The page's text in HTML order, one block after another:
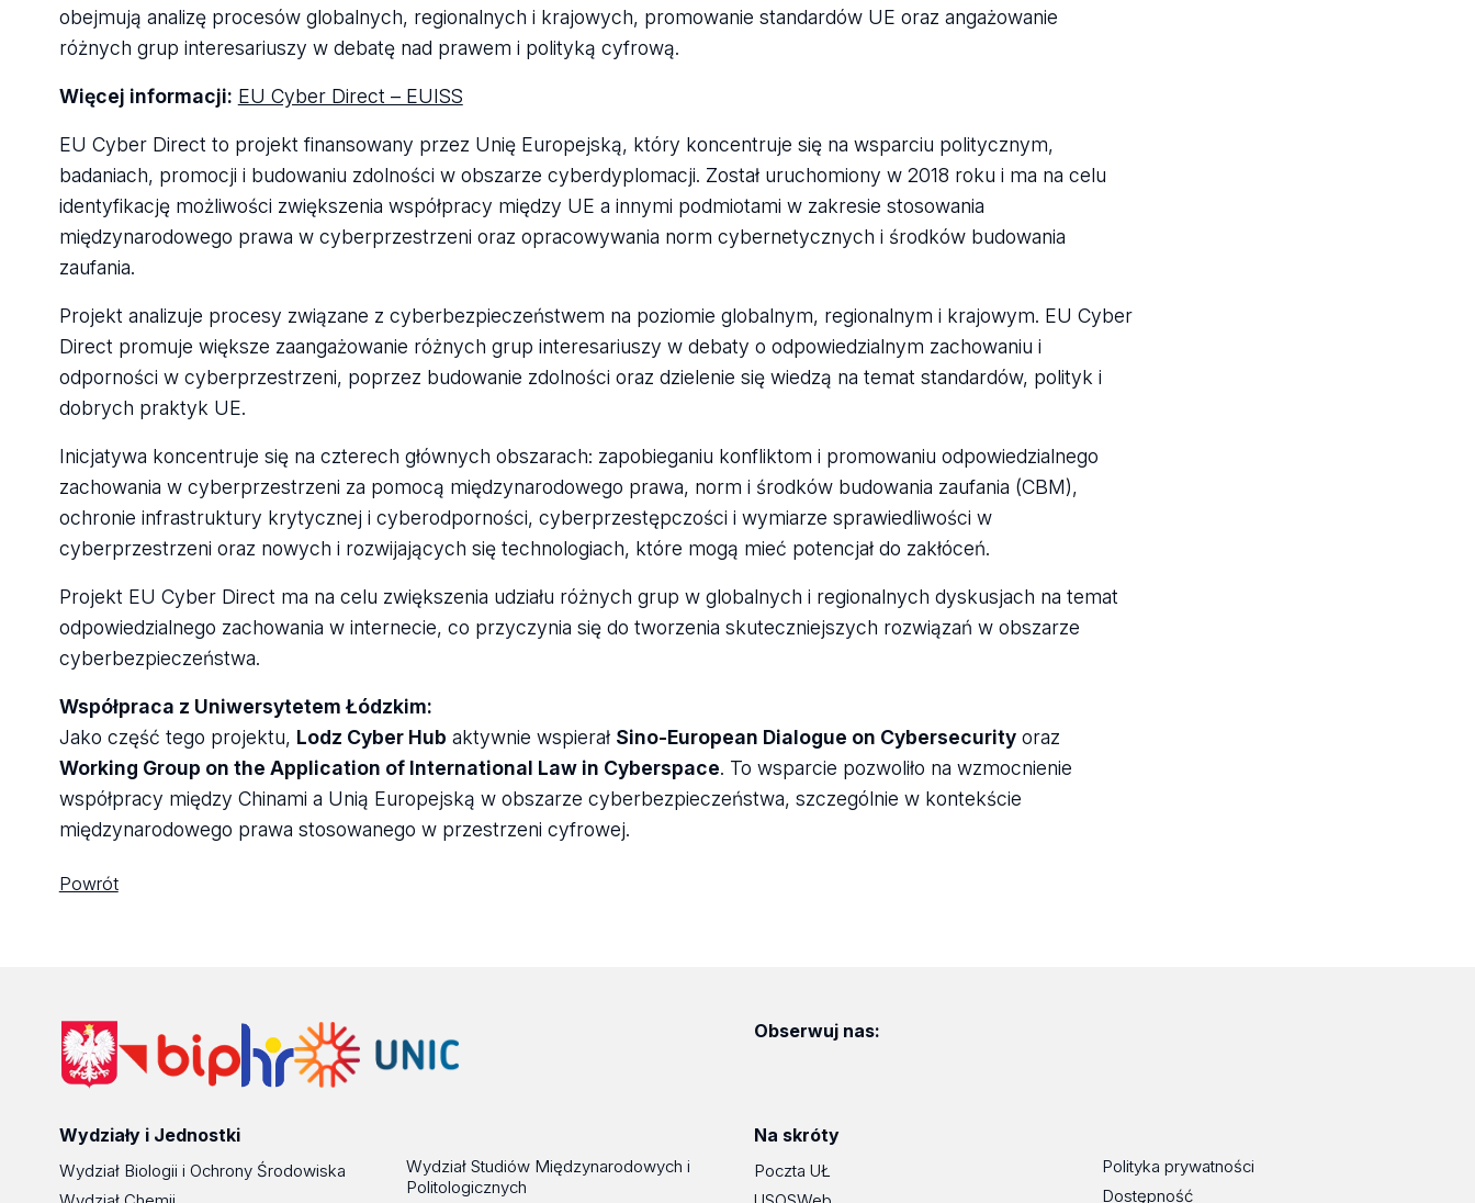
obejmują analizę procesów globalnych, regionalnych i krajowych, promowanie standardów UE oraz angażowanie
różnych grup interesariuszy w debatę nad prawem i polityką cyfrową.
Więcej informacji: EU Cyber Direct – EUISS
EU Cyber Direct to projekt finansowany przez Unię Europejską, który koncentruje się na wsparciu politycznym,
badaniach, promocji i budowaniu zdolności w obszarze cyberdyplomacji. Został uruchomiony w 2018 roku i ma na celu
identyfikację możliwości zwiększenia współpracy między UE a innymi podmiotami w zakresie stosowania
międzynarodowego prawa w cyberprzestrzeni oraz opracowywania norm cybernetycznych i środków budowania
zaufania.
Projekt analizuje procesy związane z cyberbezpieczeństwem na poziomie globalnym, regionalnym i krajowym. EU Cyber
Direct promuje większe zaangażowanie różnych grup interesariuszy w debaty o odpowiedzialnym zachowaniu i
odporności w cyberprzestrzeni, poprzez budowanie zdolności oraz dzielenie się wiedzą na temat standardów, polityk i
dobrych praktyk UE.
Inicjatywa koncentruje się na czterech głównych obszarach: zapobieganiu konfliktom i promowaniu odpowiedzialnego
zachowania w cyberprzestrzeni za pomocą międzynarodowego prawa, norm i środków budowania zaufania (CBM),
ochronie infrastruktury krytycznej i cyberodporności, cyberprzestępczości i wymiarze sprawiedliwości w
cyberprzestrzeni oraz nowych i rozwijających się technologiach, które mogą mieć potencjał do zakłóceń.
Projekt EU Cyber Direct ma na celu zwiększenia udziału różnych grup w globalnych i regionalnych dyskusjach na temat
odpowiedzialnego zachowania w internecie, co przyczynia się do tworzenia skuteczniejszych rozwiązań w obszarze
cyberbezpieczeństwa.
Współpraca z Uniwersytetem Łódzkim:
Jako część tego projektu, Lodz Cyber Hub aktywnie wspierał Sino-European Dialogue on Cybersecurityoraz
Working Group on the Application of International Law in Cyberspace. To wsparcie pozwoliło na wzmocnienie
współpracy między Chinami a Unią Europejską w obszarze cyberbezpieczeństwa, szczególnie w kontekście
międzynarodowego prawa stosowanego w przestrzeni cyfrowej.
Powrót
Obserwuj nas:
Wydziały i Jednostki
Wydział Biologii i Ochrony Środowiska
Wydział Studiów Międzynarodowych i
Politologicznych
Na skróty
Poczta UŁ
Polityka prywatności
Dostępność